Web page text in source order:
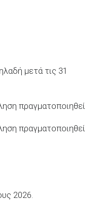
μετά τις 31
πραγματοποιηθεί
πραγματοποιηθεί
2026.